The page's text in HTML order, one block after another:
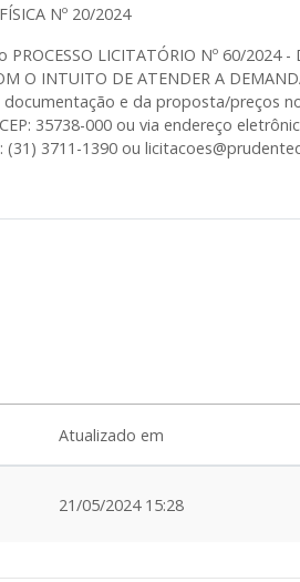
Nº 20/2024
LICITATÓRIO Nº 60/2024 -
O INTUITO DE ATENDER A
documentação e da proposta/
35738-000 ou via endereço
3711-1390 ou
Atualizado em
21/05/2024 15:28